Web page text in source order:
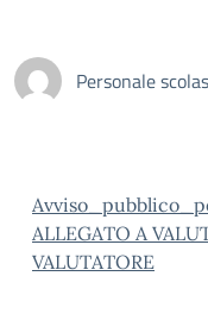
Personale
ALLEGATO A
VALUTATORE